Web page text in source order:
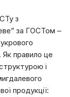
з
за ГОСТом –
Як правило це
і
продукції: